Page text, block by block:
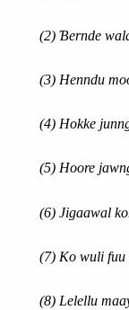
(2) Ɓernde
(3) Henndu
(4) Hokke
(5) Hoore
(6) Jigaawal
(7) Ko wuli fuu
(8) Lelellu maa